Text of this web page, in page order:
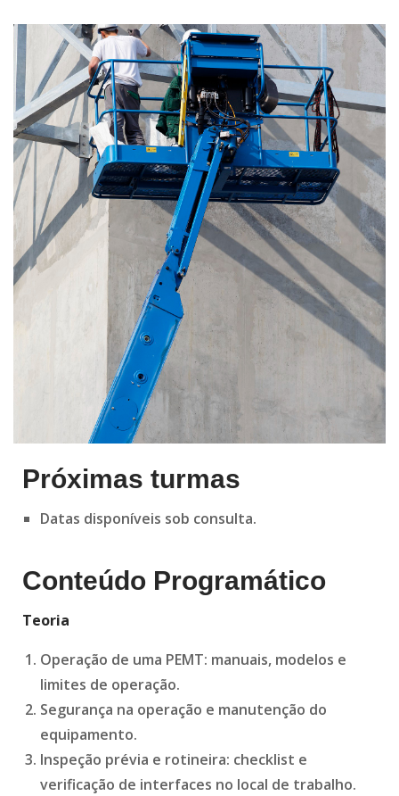
Próximas turmas
Datas disponíveis sob consulta.
Conteúdo Programático
Teoria
Operação de uma PEMT: manuais, modelos e
limites de operação.
Segurança na operação e manutenção do
equipamento.
Inspeção prévia e rotineira: checklist e
verificação de interfaces no local de trabalho.